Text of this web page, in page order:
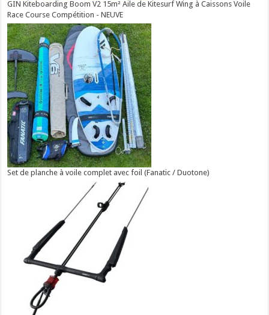
GIN Kiteboarding Boom V2 15m² Aile de Kitesurf Wing à Caissons Voile
Race Course Compétition - NEUVE
Set de planche à voile complet avec foil (Fanatic / Duotone)